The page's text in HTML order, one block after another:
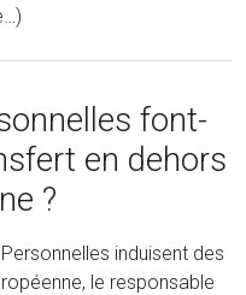
font-
en dehors
?
induisent des
le responsable